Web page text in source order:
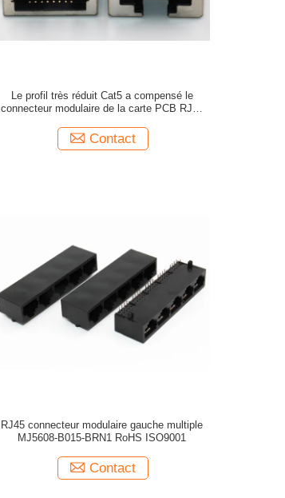
Le profil très réduit Cat5 a compensé le
connecteur modulaire de la carte PCB RJ45
Contact
RJ45 connecteur modulaire gauche multiple
MJ5608-B015-BRN1 RoHS ISO9001
Contact